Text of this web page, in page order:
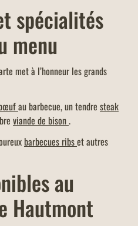
spécialités
menu
met à l’honneur les grands
au barbecue, un tendre steak
viande de bison.
barbecues ribset autres
au
Hautmont